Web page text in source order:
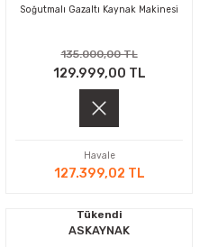
Soğutmalı Gazaltı Kaynak Makinesi
135.000,00 TL
129.999,00 TL
Havale
127.399,02 TL
Tükendi
ASKAYNAK